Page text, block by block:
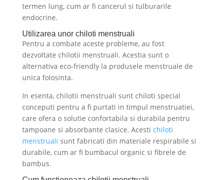
termen lung, cum ar fi cancerul si tulburarile
endocrine.
Utilizarea unor chiloti menstruali
Pentru a combate aceste probleme, au fost
dezvoltate chilotii menstruali. Acestia sunt o
alternativa eco-friendly la produsele menstruale de
unica folosinta.
In esenta, chilotii menstruali sunt chiloti special
conceputi pentru a fi purtati in timpul menstruatiei,
care ofera o solutie confortabila si durabila pentru
tampoane si absorbante clasice. Acesti chiloti
menstruali sunt fabricati din materiale respirabile si
durabile, cum ar fi bumbacul organic si fibrele de
bambus.